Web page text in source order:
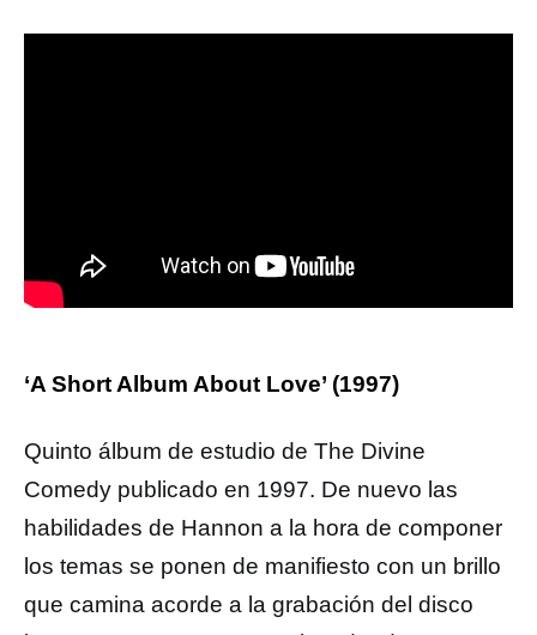
‘A Short Album About Love’ (1997)
Quinto álbum de estudio de The Divine
Comedy publicado en 1997. De nuevo las
habilidades de Hannon a la hora de componer
los temas se ponen de manifiesto con un brillo
que camina acorde a la grabación del disco